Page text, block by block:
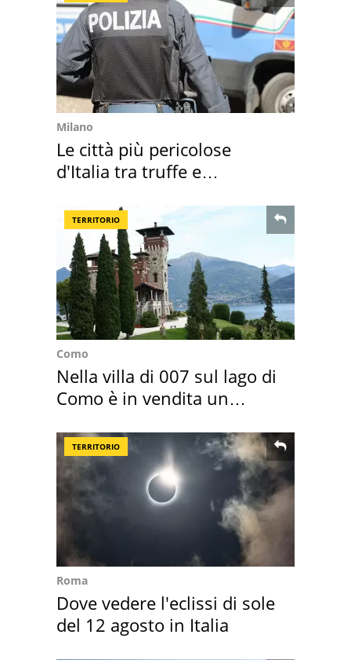
Milano
Le città più pericolose
d'Italia tra truffe e
TERRITORIO
Como
Nella villa di 007 sul lago di
Como è in vendita un
TERRITORIO
Roma
Dove vedere l'eclissi di sole
del 12 agosto in Italia